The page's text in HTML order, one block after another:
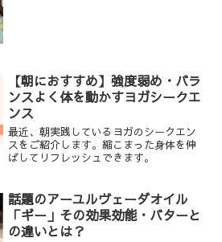
【朝におすすめ】強度弱め・バラ
ンスよく体を動かすヨガシークエ
ンス
最近、朝実践しているヨガのシークエン
スをご紹介します。縮こまった身体を伸
ばしてリフレッシュできます。
話題のアーユルヴェーダオイル
「ギー」その効果効能・バターと
の違いとは？